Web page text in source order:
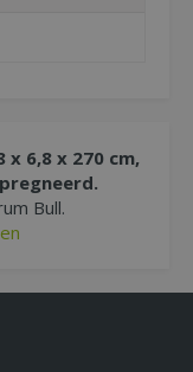
x 6,8 x 270 cm,
Bull.